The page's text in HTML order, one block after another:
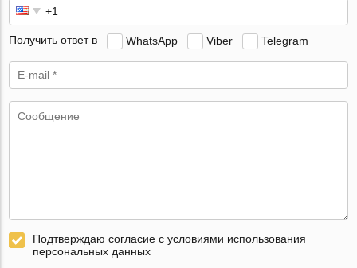
Получить ответ в WhatsApp Viber Telegram
Подтверждаю согласие с условиями использования
персональных данных